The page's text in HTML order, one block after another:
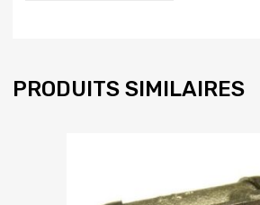
PRODUITS SIMILAIRES